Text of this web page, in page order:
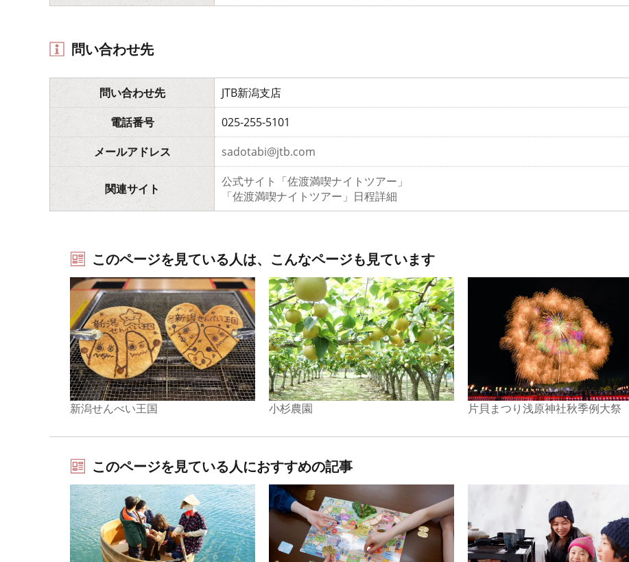
問い合わせ先
問い合わせ先
JTB新潟支店
電話番号
025-255-5101
メールアドレス
sadotabi@jtb.com
関連サイト
公式サイト「佐渡満喫ナイトツアー」
「佐渡満喫ナイトツアー」日程詳細
このページを見ている人は、こんなページも見ています
新潟せんべい王国 小杉農園 片貝まつり浅原神社秋季例大祭
このページを見ている人におすすめの記事